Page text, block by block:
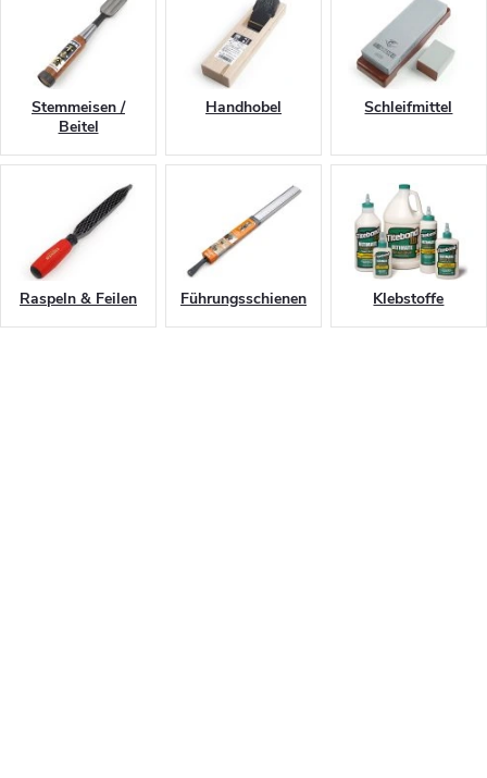
Stemmeisen /
Beitel
Handhobel Schleifmittel
Raspeln & Feilen Führungsschienen Klebstoffe